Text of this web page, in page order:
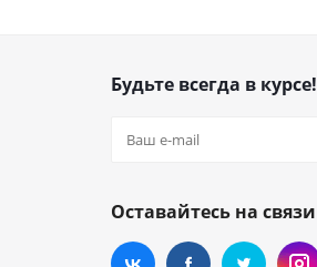
Будьте всегда в курсе!
Оставайтесь на связи